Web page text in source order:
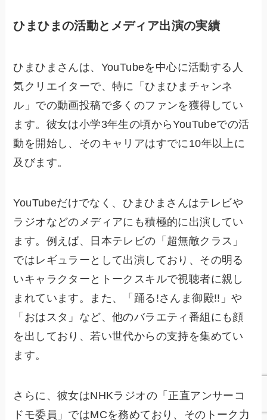
ひまひまの活動とメディア出演の実績
ひまひまさんは、YouTubeを中心に活動する人
気クリエイターで、特に「ひまひまチャンネ
ル」での動画投稿で多くのファンを獲得してい
ます。彼女は小学3年生の頃からYouTubeでの活
動を開始し、そのキャリアはすでに10年以上に
及びます。
YouTubeだけでなく、ひまひまさんはテレビや
ラジオなどのメディアにも積極的に出演してい
ます。例えば、日本テレビの「超無敵クラス」
ではレギュラーとして出演しており、その明る
いキャラクターとトークスキルで視聴者に親し
まれています。また、「踊る!さんま御殿!!」や
「おはスタ」など、他のバラエティ番組にも顔
を出しており、若い世代からの支持を集めてい
ます。
さらに、彼女はNHKラジオの「正直アンサーコ
ドモ委員」ではMCを務めており、そのトーク力